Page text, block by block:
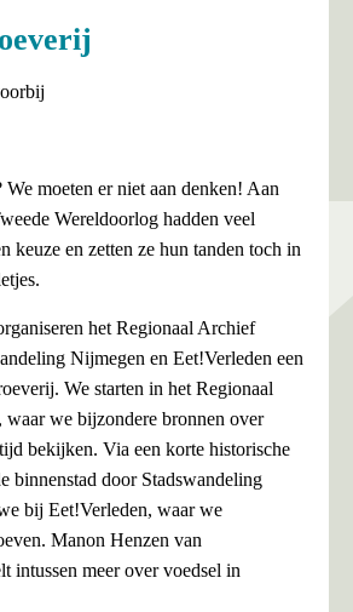
moeten er niet aan denken! Aan
Wereldoorlog hadden veel
keuze en zetten ze hun tanden toch in
het Regionaal Archief
Nijmegen en Eet!Verleden een
We starten in het Regionaal
we bijzondere bronnen over
bekijken. Via een korte historische
binnenstad door Stadswandeling
bij Eet!Verleden, waar we
Manon Henzen van
intussen meer over voedsel in